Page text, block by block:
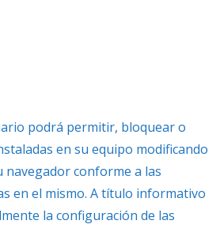
podrá permitir, bloquear o
en su equipo modificando
navegador conforme a las
en el mismo. A título informativo
la configuración de las